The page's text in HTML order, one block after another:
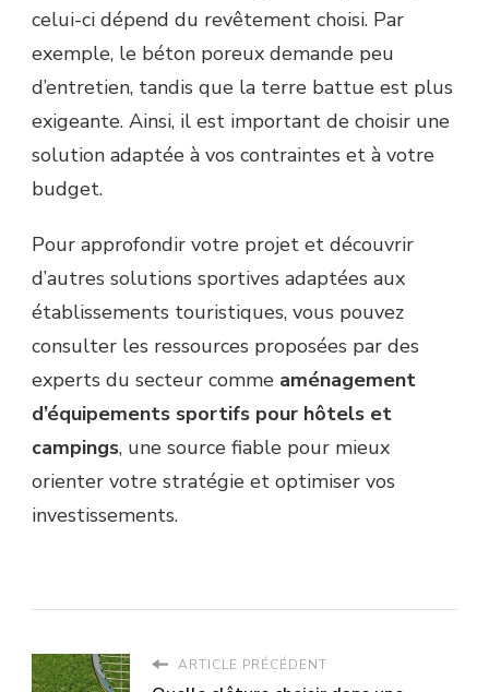
celui-ci dépend du revêtement choisi. Par
exemple, le béton poreux demande peu
d’entretien, tandis que la terre battue est plus
exigeante. Ainsi, il est important de choisir une
solution adaptée à vos contraintes et à votre
budget.
Pour approfondir votre projet et découvrir
d’autres solutions sportives adaptées aux
établissements touristiques, vous pouvez
consulter les ressources proposées par des
experts du secteur comme aménagement
d’équipements sportifs pour hôtels et
campings, une source fiable pour mieux
orienter votre stratégie et optimiser vos
investissements.
ARTICLE PRÉCÉDENT